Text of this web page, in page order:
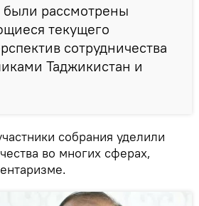
были рассмотрены
текущего
сотрудничества
Таджикистан и
собрания уделили
во многих сферах,